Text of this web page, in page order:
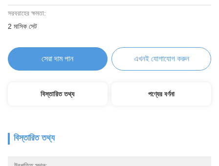
সরবরাহের ক্ষমতা:
2 মাসিক সেট
সেরা দাম পান এখনই যোগাযোগ করুন
বিস্তারিত তথ্য পণ্যের বর্ণনা
বিস্তারিত তথ্য